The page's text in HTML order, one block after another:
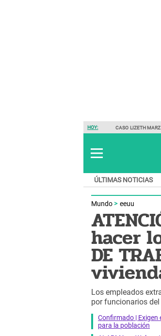
HOY: CASO LIZETH
ÚLTIMAS NOTICIAS
Mundo eeuu
hacer
DE
Los empleados
por funcionarios del
Confirmado | Exigen
para la población